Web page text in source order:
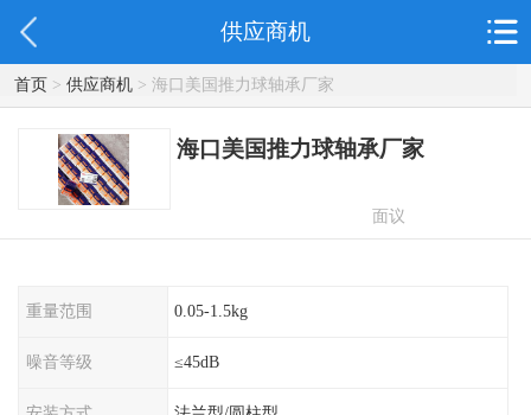
供应商机
首页> 供应商机> 海口美国推力球轴承厂家
海口美国推力球轴承厂家
面议
重量范围 0.05-1.5kg
噪音等级 ≤45dB